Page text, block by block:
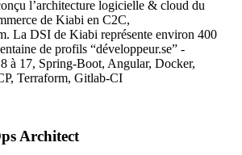
l’architecture logicielle & cloud du
de Kiabi en C2C,
La DSI de Kiabi représente environ 400
de profils “développeur.se” -
à 17, Spring-Boot, Angular, Docker,
Terraform, Gitlab-CI
Architect